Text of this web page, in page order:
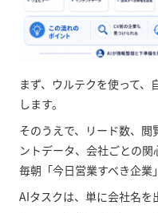
まず、ウルテクを使って
します。
そのうえで、リード数、
ントデータ、会社ごとの
毎朝「今日営業すべき企業
AIタスクは、単に会社名を